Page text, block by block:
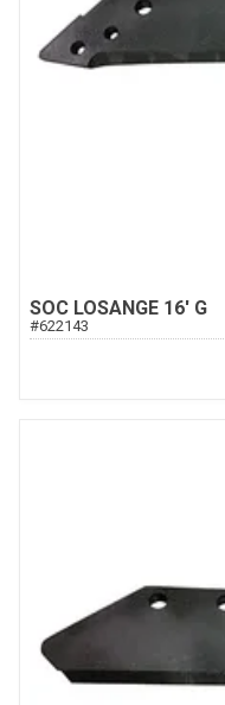
SOC LOSANGE 16' G
#622143